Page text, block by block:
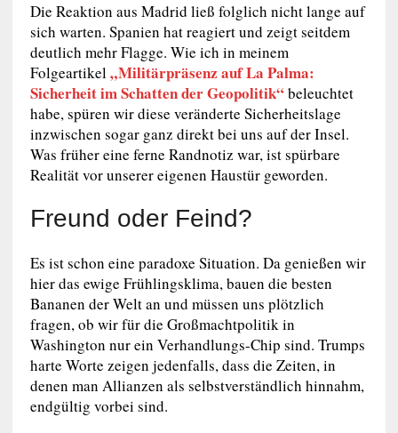
Die Reaktion aus Madrid ließ folglich nicht lange auf
sich warten. Spanien hat reagiert und zeigt seitdem
deutlich mehr Flagge. Wie ich in meinem
Folgeartikel„Militärpräsenz auf La Palma:
Sicherheit im Schatten der Geopolitik“beleuchtet
habe, spüren wir diese veränderte Sicherheitslage
inzwischen sogar ganz direkt bei uns auf der Insel.
Was früher eine ferne Randnotiz war, ist spürbare
Realität vor unserer eigenen Haustür geworden.
Freund oder Feind?
Es ist schon eine paradoxe Situation. Da genießen wir
hier das ewige Frühlingsklima, bauen die besten
Bananen der Welt an und müssen uns plötzlich
fragen, ob wir für die Großmachtpolitik in
Washington nur ein Verhandlungs-Chip sind. Trumps
harte Worte zeigen jedenfalls, dass die Zeiten, in
denen man Allianzen als selbstverständlich hinnahm,
endgültig vorbei sind.